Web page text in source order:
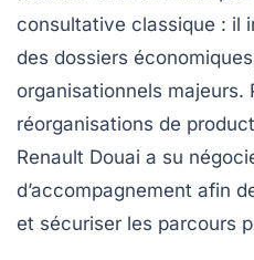
consultative classique : il
des dossiers
organisationnels majeurs.
réorganisations de
Renault Douai a su
d’accompagnement afin
et sécuriser les parcours